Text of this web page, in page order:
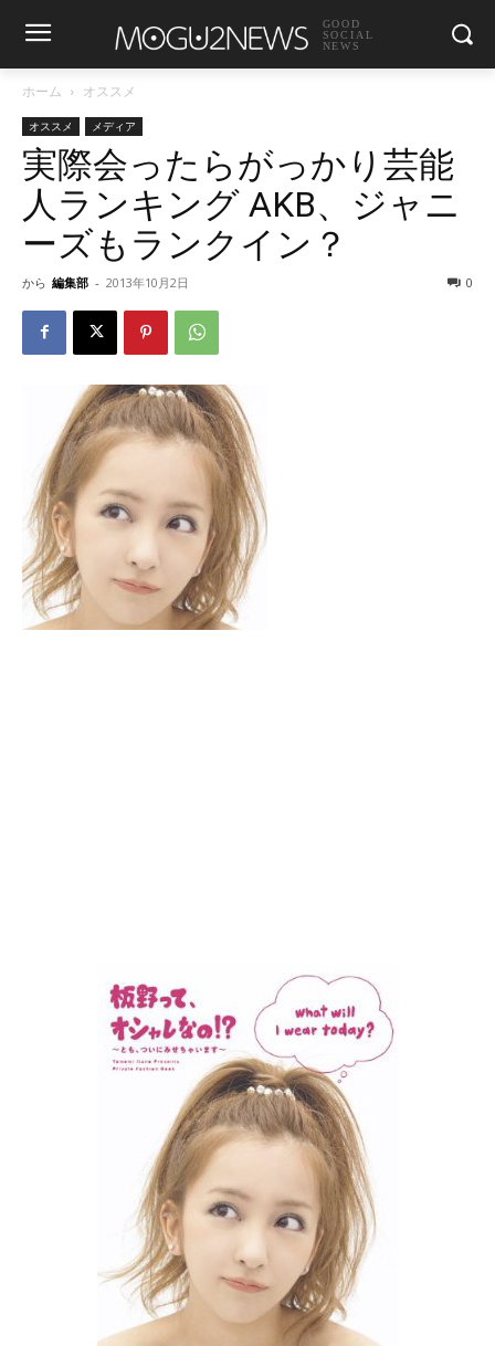
GOOD
SOCIAL
NEWS
ホーム オススメ
オススメ メディア
実際会ったらがっかり芸能
人ランキング AKB、ジャニ
ーズもランクイン？
から 編集部 - 2013年10月2日 0